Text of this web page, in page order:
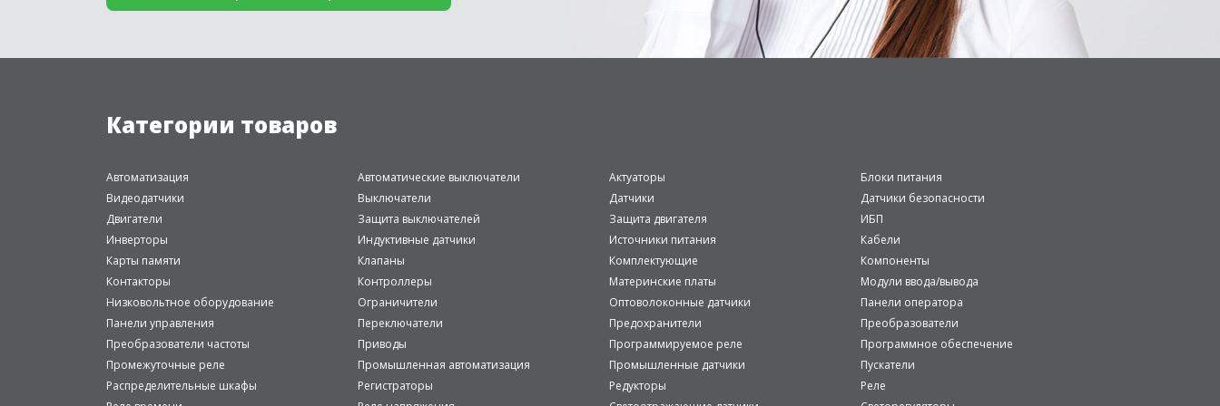
Категории товаров
Автоматизация Автоматические выключатели Актуаторы
Блоки питания
Видеодатчики
Выключатели Датчики
Датчики безопасности
Двигатели
Защита выключателей Защита двигателя
ИБП
Инверторы
Индуктивные датчики Источники питания
Кабели
Карты памяти
Клапаны Комплектующие
Компоненты
Контакторы
Контроллеры Материнские платы
Модули ввода/вывода
Низковольтное оборудование
Ограничители Оптоволоконные датчики
Панели оператора
Панели управления
Переключатели Предохранители
Преобразователи
Преобразователи частоты
Приводы Программируемое реле
Программное обеспечение
Промежуточные реле
Промышленная автоматизация Промышленные датчики
Пускатели
Распределительные шкафы
Регистраторы Редукторы
Реле